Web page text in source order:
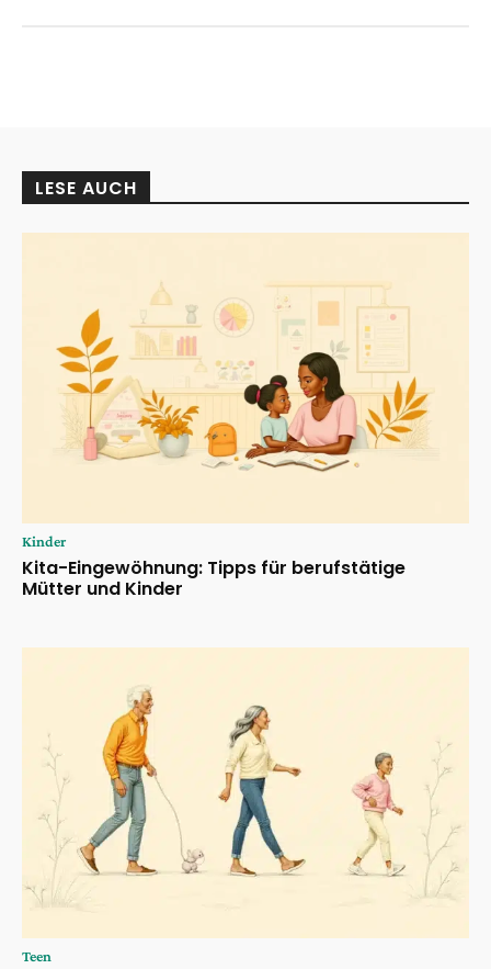
LESE AUCH
Kinder
Kita-Eingewöhnung: Tipps für berufstätige
Mütter und Kinder
Teen